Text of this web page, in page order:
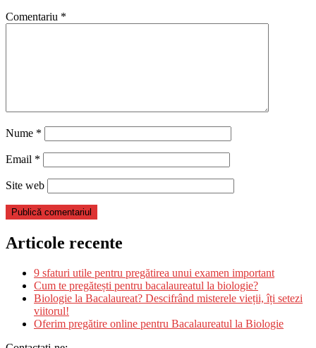
Comentariu *
Nume *
Email *
Site web
Articole recente
9 sfaturi utile pentru pregătirea unui examen important
Cum te pregătești pentru bacalaureatul la biologie?
Biologie la Bacalaureat? Descifrând misterele vieții, îți setezi
viitorul!
Oferim pregătire online pentru Bacalaureatul la Biologie